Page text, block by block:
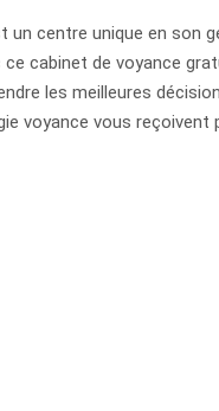
centre unique en son
cabinet de voyance
les meilleures
voyance vous